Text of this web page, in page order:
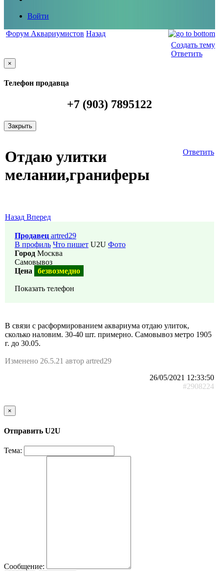
Войти
Форум Аквариумистов Назад
Создать тему
Ответить
×
Телефон продавца
+7 (903) 7895122
Закрыть
Ответить
Отдаю улитки
мелании,граниферы
Назад Вперед
Продавец artred29
В профиль Что пишет U2U Фото
Город Москва
Самовывоз
Цена
безвозмедно
Показать телефон
В связи с расформированием аквариума отдаю улиток,
сколько наловим. 30-40 шт. примерно. Самовывоз метро 1905
г. до 30.05.
Изменено 26.5.21 автор artred29
26/05/2021 12:33:50
#2908224
×
Отправить U2U
Тема:
Сообщение: